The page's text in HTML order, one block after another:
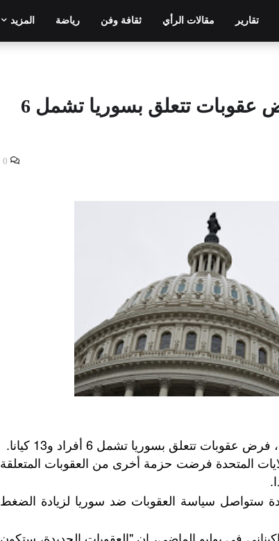
تقارير مقالات الرأي ثقافة وفن رياضة المزيد
وزارة الخزانة الأمريكية تفرض عقوبات تتعلق بسوريا تشمل 6
0
تتعلق بسوريا تشمل 6 أفراد و13 كيانا.
المتحدة فرضت حزمة أخرى من العقوبات المتعلقة
ستواصل سياسة العقوبات ضد سوريا لزيادة الضغط